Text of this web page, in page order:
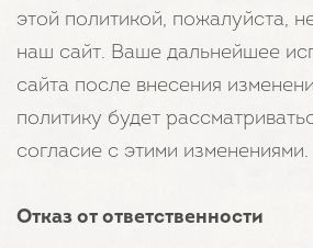
этой политикой, пожалуйста,
наш сайт. Ваше дальнейшее
сайта после внесения
политику будет
согласие с этими изменениями.
Отказ от ответственности